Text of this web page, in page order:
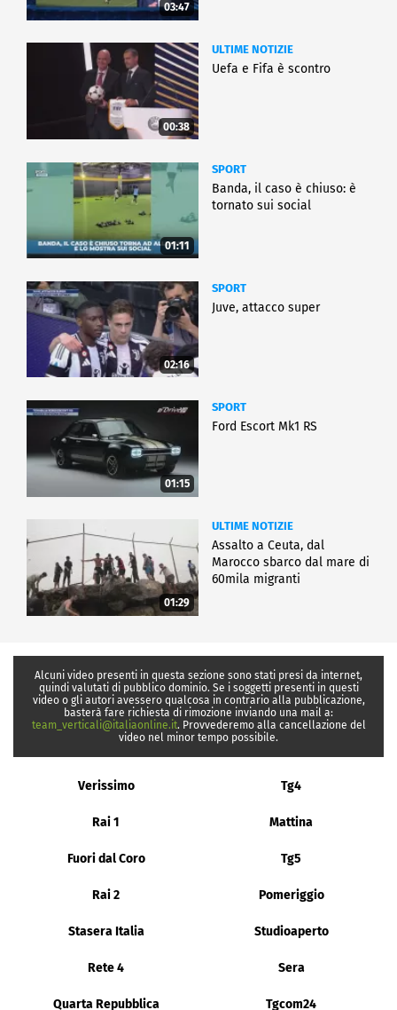
03:47
00:38
ULTIME NOTIZIE
Uefa e Fifa è scontro
01:11
SPORT
Banda, il caso è chiuso: è
tornato sui social
02:16
SPORT
Juve, attacco super
01:15
SPORT
Ford Escort Mk1 RS
01:29
ULTIME NOTIZIE
Assalto a Ceuta, dal
Marocco sbarco dal mare di
60mila migranti
Alcuni video presenti in questa sezione sono stati presi da internet,
quindi valutati di pubblico dominio. Se i soggetti presenti in questi
video o gli autori avessero qualcosa in contrario alla pubblicazione,
basterà fare richiesta di rimozione inviando una mail a:
team_verticali@italiaonline.it. Provvederemo alla cancellazione del
video nel minor tempo possibile.
Verissimo Tg4
Rai 1 Mattina
Fuori dal Coro Tg5
Rai 2 Pomeriggio
Stasera Italia Studioaperto
Rete 4 Sera
Quarta Repubblica Tgcom24